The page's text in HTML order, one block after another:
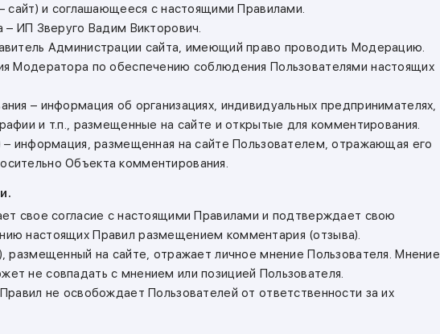
сайт) и соглашающееся с настоящими Правилами.
– ИП Зверуго Вадим Викторович.
Администрации сайта, имеющий право проводить Модерацию.
Модератора по обеспечению соблюдения Пользователями настоящих
– информация об организациях, индивидуальных предпринимателях,
и т.п., размещенные на сайте и открытые для комментирования.
– информация, размещенная на сайте Пользователем, отражающая его
Объекта комментирования.
свое согласие с настоящими Правилами и подтверждает свою
настоящих Правил размещением комментария (отзыва).
размещенный на сайте, отражает личное мнение Пользователя. Мнение
не совпадать с мнением или позицией Пользователя.
не освобождает Пользователей от ответственности за их